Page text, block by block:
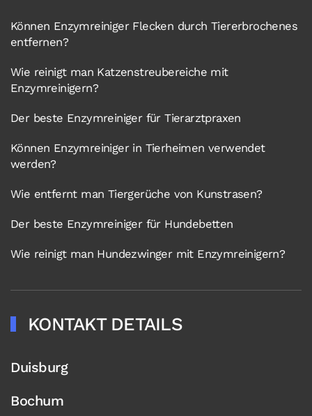
Können Enzymreiniger Flecken durch Tiererbrochenes
entfernen?
Wie reinigt man Katzenstreubereiche mit
Enzymreinigern?
Der beste Enzymreiniger für Tierarztpraxen
Können Enzymreiniger in Tierheimen verwendet
werden?
Wie entfernt man Tiergerüche von Kunstrasen?
Der beste Enzymreiniger für Hundebetten
Wie reinigt man Hundezwinger mit Enzymreinigern?
KONTAKT DETAILS
Duisburg
Bochum